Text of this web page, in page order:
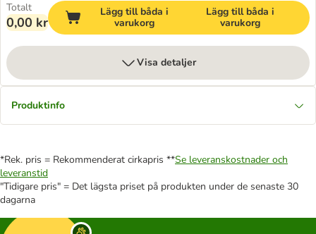
Totalt
0,00 kr
Lägg till båda i
varukorg
Lägg till båda i
varukorg
Visa detaljer
Produktinfo
*Rek. pris = Rekommenderat cirkapris **Se leveranskostnader och
leveranstid
"Tidigare pris" = Det lägsta priset på produkten under de senaste 30
dagarna